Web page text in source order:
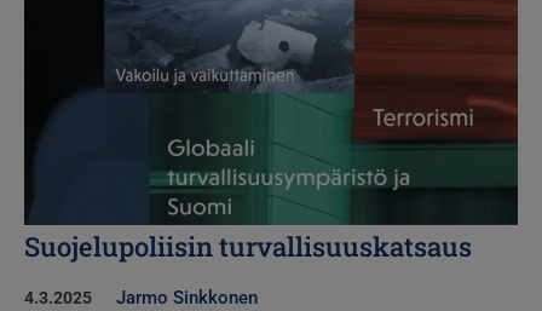
Suojelupoliisin turvallisuuskatsaus
4.3.2025 Jarmo Sinkkonen